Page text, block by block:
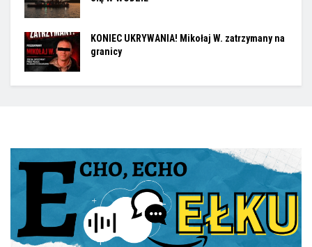
KONIEC UKRYWANIA! Mikołaj W. zatrzymany na
granicy